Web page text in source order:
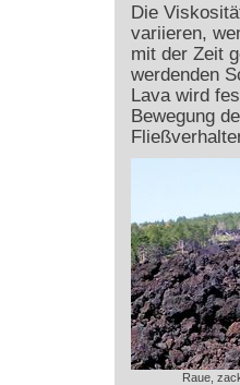
Die
variieren,
mit der Zeit
werdenden
Lava wird
Bewegung
Raue,